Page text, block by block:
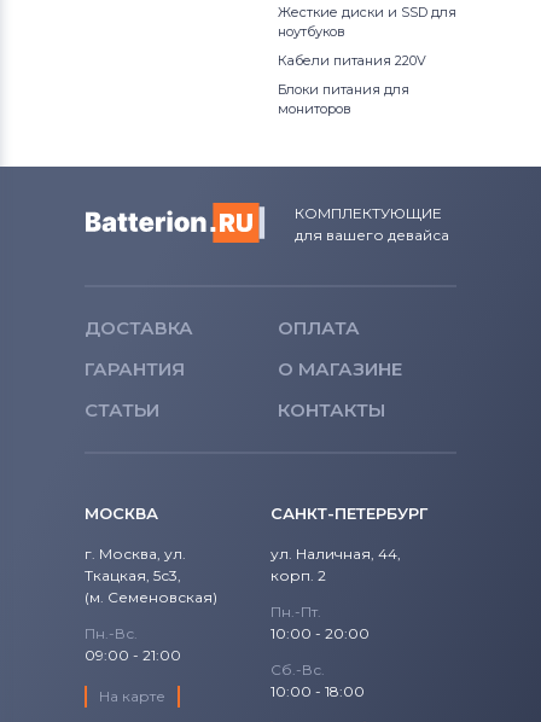
Аккумуляторы для смартфонов
Аккумуляторы для смартфонов
Аккумуляторы для смартфонов
Аккумуляторы для смартфонов
Аккумуляторы для смартфоновBQ
Cameron Sino
Аккумуляторы для смартфонов
Huawei
Аккумуляторы для смартфонов
Жесткие диски и SSD для
ноутбуков
Кабели питания 220V
Блоки питания для
мониторов
КОМПЛЕКТУЮЩИЕ
для вашего девайса
ДОСТАВКА
ОПЛАТА
ГАРАНТИЯ
О МАГАЗИНЕ
СТАТЬИ
КОНТАКТЫ
МОСКВА
г. Москва, ул.
Ткацкая, 5с3,
(м. Семеновская)
Пн.-Вс.
09:00 - 21:00
На карте
САНКТ-ПЕТЕРБУРГ
ул. Наличная, 44,
корп. 2
Пн.-Пт.
10:00 - 20:00
Сб.-Вс.
10:00 - 18:00